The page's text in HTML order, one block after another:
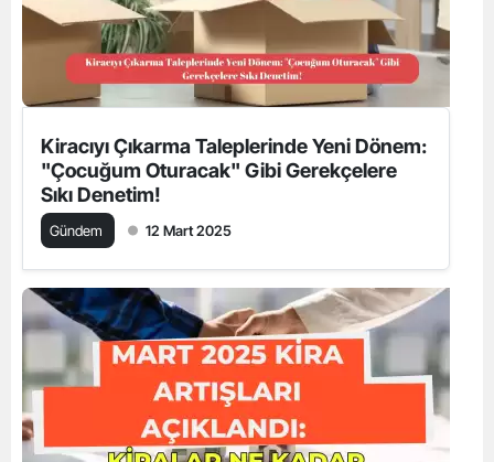
Kiracıyı Çıkarma Taleplerinde Yeni Dönem:
"Çocuğum Oturacak" Gibi Gerekçelere
Sıkı Denetim!
Gündem 12 Mart 2025